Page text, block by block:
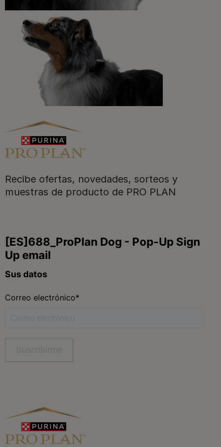
Registrarme ahora
Recibe ofertas, novedades, sorteos y
muestras de producto de PRO PLAN
Purina
Para nuestros socios
Síguenos
Aviso Legal Política General de Privacidad
Gestión de Derechos